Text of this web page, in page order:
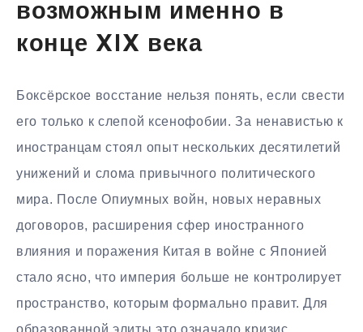
возможным именно в
конце XIX века
Боксёрское восстание нельзя понять, если свести
его только к слепой ксенофобии. За ненавистью к
иностранцам стоял опыт нескольких десятилетий
унижений и слома привычного политического
мира. После Опиумных войн, новых неравных
договоров, расширения сфер иностранного
влияния и поражения Китая в войне с Японией
стало ясно, что империя больше не контролирует
пространство, которым формально правит. Для
образованной элиты это означало кризис